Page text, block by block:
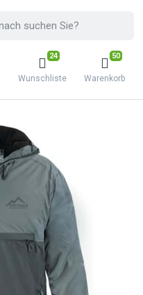
24
Wunschliste
50
Warenkorb